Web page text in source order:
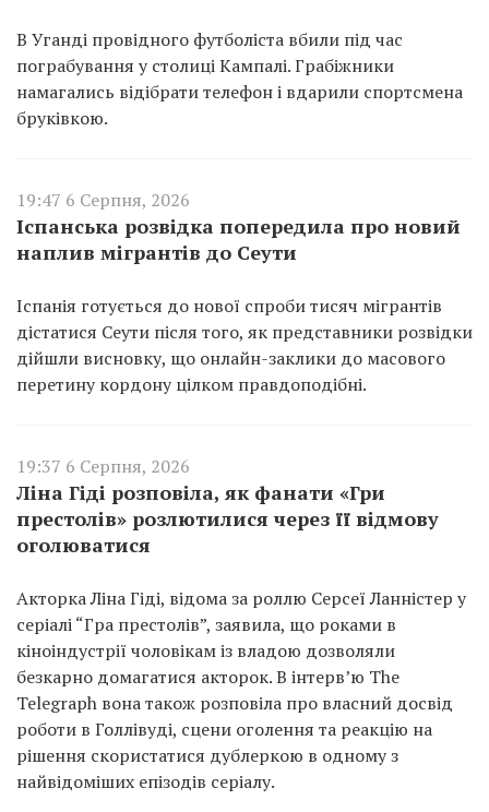
В Уганді провідного футболіста вбили під час
пограбування у столиці Кампалі. Грабіжники
намагались відібрати телефон і вдарили спортсмена
бруківкою.
19:47 6 Серпня, 2026
Іспанська розвідка попередила про новий
наплив мігрантів до Сеути
Іспанія готується до нової спроби тисяч мігрантів
дістатися Сеути після того, як представники розвідки
дійшли висновку, що онлайн-заклики до масового
перетину кордону цілком правдоподібні.
19:37 6 Серпня, 2026
Ліна Гіді розповіла, як фанати «Гри
престолів» розлютилися через її відмову
оголюватися
Акторка Ліна Гіді, відома за роллю Серсеї Ланністер у
серіалі “Гра престолів”, заявила, що роками в
кіноіндустрії чоловікам із владою дозволяли
безкарно домагатися акторок. В інтерв’ю The
Telegraph вона також розповіла про власний досвід
роботи в Голлівуді, сцени оголення та реакцію на
рішення скористатися дублеркою в одному з
найвідоміших епізодів серіалу.